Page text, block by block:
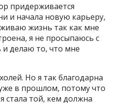
придерживается
и начала новую карьеру,
жизнь так как мне
я не просыпаюсь с
и делаю то, что мне
Но я так благодарна
в прошлом, потому что
стала той, кем должна